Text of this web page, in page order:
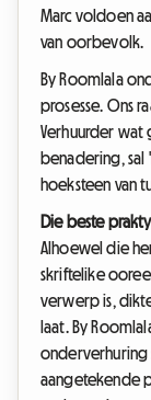
Marc voldoen
van oorbevolk.
By Roomlala
prosesse. Ons
Verhuurder wat
benadering,
hoeksteen van
Die beste
Alhoewel die
skriftelike
verwerp is,
laat. By
onderverhuring
aangetekende